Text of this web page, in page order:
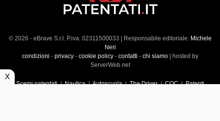
© 2026 - eBrave S.r.l. P.iva: 02311500033 | Responsabile editoriale: Michele
Neri
condizioni - privacy- cookie policy- contatti - chi siamo| hosted by
ServerWeb.net
Scemi patentati|Nautica|Autoscuola|The Driver|CQC|Patenti
X